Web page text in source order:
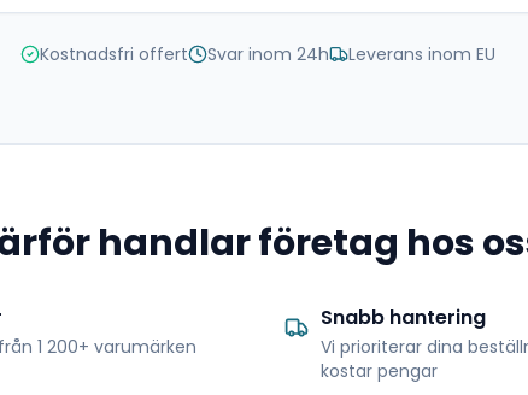
Kostnadsfri offert Svar inom 24h Leverans inom EU
handlar företag hos
1 200+ varumärken
Snabb hantering
Vi prioriterar dina
kostar pengar